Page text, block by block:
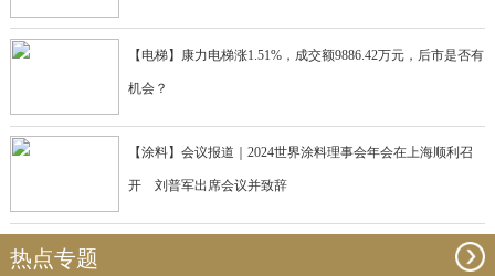
【电梯】康力电梯涨1.51%，成交额9886.42万元，后市是否有
机会？
【涂料】会议报道｜2024世界涂料理事会年会在上海顺利召
开 刘普军出席会议并致辞
热点专题